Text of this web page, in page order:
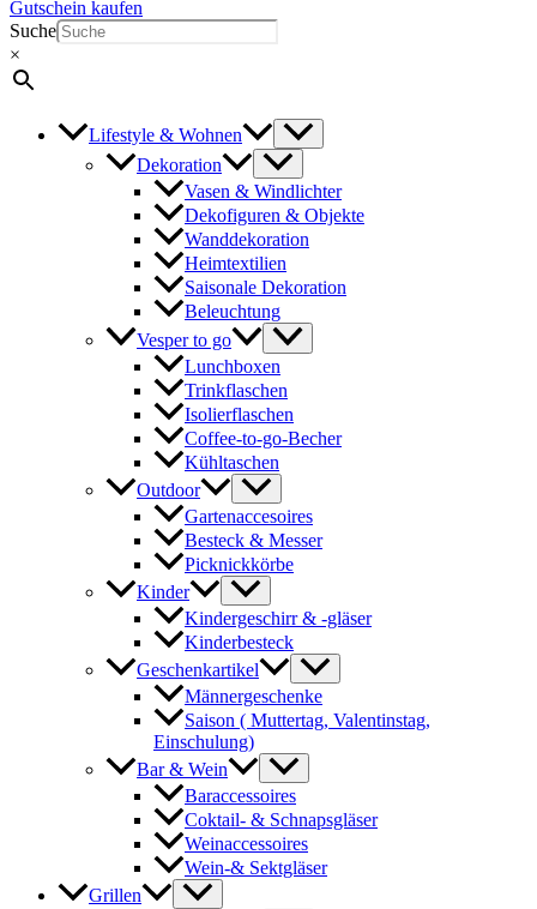
Gutschein kaufen
Suche
×
Lifestyle & Wohnen
Dekoration
Vasen & Windlichter
Dekofiguren & Objekte
Wanddekoration
Heimtextilien
Saisonale Dekoration
Beleuchtung
Vesper to go
Lunchboxen
Trinkflaschen
Isolierflaschen
Coffee-to-go-Becher
Kühltaschen
Outdoor
Gartenaccesoires
Besteck & Messer
Picknickkörbe
Kinder
Kindergeschirr & -gläser
Kinderbesteck
Geschenkartikel
Männergeschenke
Saison ( Muttertag, Valentinstag,
Einschulung)
Bar & Wein
Baraccessoires
Coktail- & Schnapsgläser
Weinaccessoires
Wein-& Sektgläser
Grillen